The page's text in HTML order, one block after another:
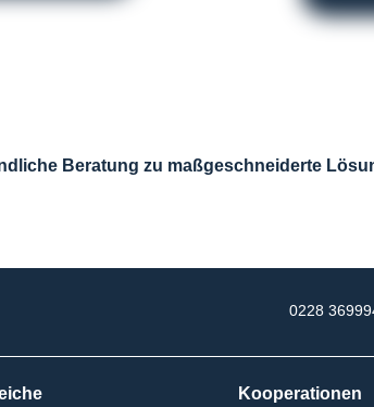
Beratung zu maßgeschneiderte
0228
Kooperationen